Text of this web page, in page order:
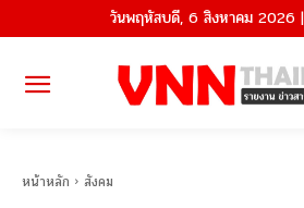
วันพฤหัสบดี, 6 สิงหาคม 2026
หน้าหลัก สังคม